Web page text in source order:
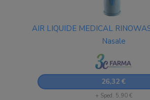
AIR LIQUIDE MEDICAL
Nasale
26,32 €
+ Sped. 5,90 €